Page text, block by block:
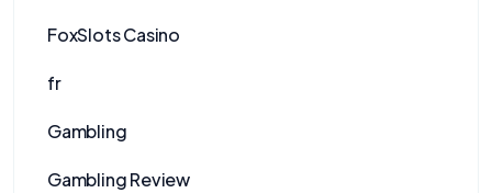
FoxSlots Casino
fr
Gambling
Gambling Review